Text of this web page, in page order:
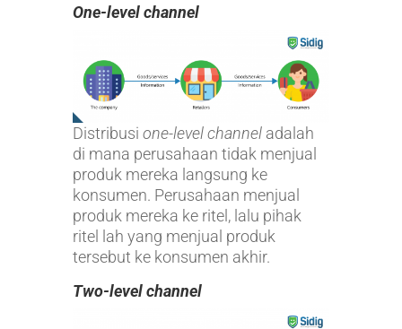
One-level channel
Distribusi one-level channeladalah
di mana perusahaan tidak menjual
produk mereka langsung ke
konsumen. Perusahaan menjual
produk mereka ke ritel, lalu pihak
ritel lah yang menjual produk
tersebut ke konsumen akhir.
Two-level channel